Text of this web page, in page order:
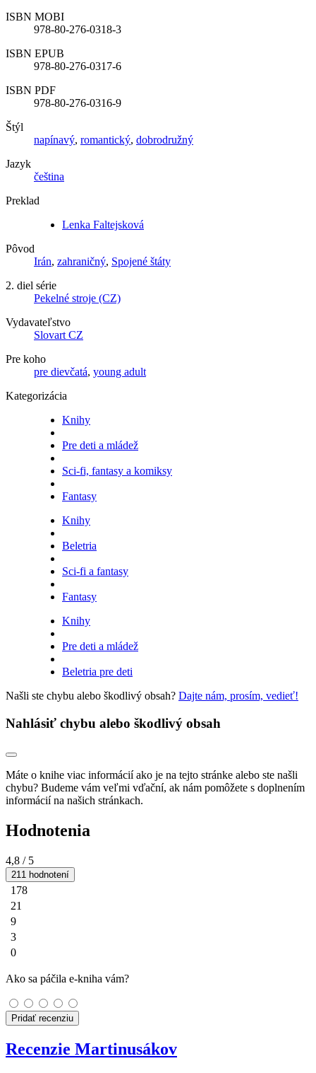
ISBN MOBI
978-80-276-0318-3
ISBN EPUB
978-80-276-0317-6
ISBN PDF
978-80-276-0316-9
Štýl
napínavý, romantický, dobrodružný
Jazyk
čeština
Preklad
Lenka Faltejsková
Pôvod
Irán, zahraničný, Spojené štáty
2. diel série
Pekelné stroje (CZ)
Vydavateľstvo
Slovart CZ
Pre koho
pre dievčatá, young adult
Kategorizácia
Knihy
Pre deti a mládež
Sci-fi, fantasy a komiksy
Fantasy
Knihy
Beletria
Sci-fi a fantasy
Fantasy
Knihy
Pre deti a mládež
Beletria pre deti
Našli ste chybu alebo škodlivý obsah? Dajte nám, prosím, vedieť!
Nahlásiť chybu alebo škodlivý obsah
Máte o knihe viac informácií ako je na tejto stránke alebo ste našli
chybu? Budeme vám veľmi vďační, ak nám pomôžete s doplnením
informácií na našich stránkach.
Hodnotenia
4,8 / 5
211 hodnotení
178
21
9
3
0
Ako sa páčila e-kniha vám?
Pridať recenziu
Recenzie Martinusákov